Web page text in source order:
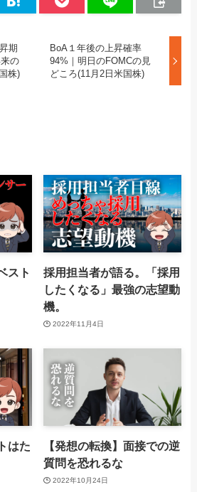
期
の
株)
BoA１年後の上昇確率
94%｜明日のFOMCの見
どころ(11月2日米国株)
スト
採用担当者が語る。「採用
したくなる」最強の志望動
機。
2022年11月4日
はた
【発想の転換】面接での逆
質問を恐れるな
2022年10月24日